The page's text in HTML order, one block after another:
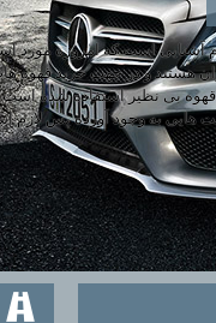
آشنایی است که امروزه مورد
هستند و در جهت خرید قهوه
این قهوه بی نظیر استفاده
هایی به وجود آورده پس لازم